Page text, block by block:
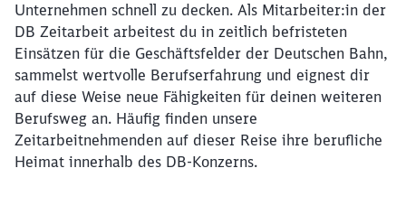
Unternehmen schnell zu decken. Als Mitarbeiter:in der
DB Zeitarbeit arbeitest du in zeitlich befristeten
Einsätzen für die Geschäftsfelder der Deutschen Bahn,
sammelst wertvolle Berufserfahrung und eignest dir
auf diese Weise neue Fähigkeiten für deinen weiteren
Berufsweg an. Häufig finden unsere
Zeitarbeitnehmenden auf dieser Reise ihre berufliche
Heimat innerhalb des DB-Konzerns.